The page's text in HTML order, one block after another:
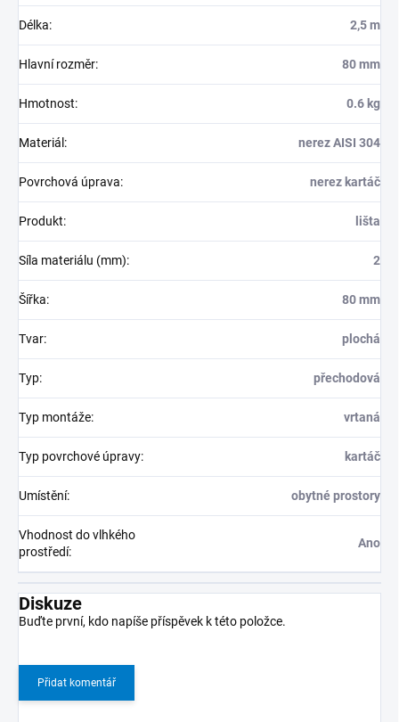
Délka: 2,5 m
Hlavní rozměr: 80 mm
Hmotnost: 0.6 kg
Materiál : nerez AISI 304
Povrchová úprava: nerez kartáč
Produkt: lišta
Síla materiálu (mm): 2
Šířka: 80 mm
Tvar: plochá
Typ: přechodová
Typ montáže: vrtaná
Typ povrchové úpravy: kartáč
Umístění: obytné prostory
Vhodnost do vlhkého
prostředí:
Ano
Diskuze
Buďte první, kdo napíše příspěvek k této položce.
Přidat komentář